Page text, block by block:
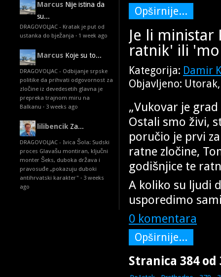
Marcus Nije istina da
su...
DRAGOVOLJAC - Kratak je put od
ustanka do bježanja · 1 week ago
Marcus Koje su to...
DRAGOVOLJAC - Odbijanje srpske
politike da prihvati odgovornost za
zločine iz devedesetih glavna je
prepreka trajnom miru na
Balkanu · 3 weeks ago
lilibencik Za...
DRAGOVOLJAC - Ivica Šola: Sudski
proces Glavašu montiran, ključni
monter Šeks, duboka država i
pravosuđe „pokazuju duboki
antihrvatski karakter" · 3 weeks
ago
Opširnije...
Je li ministar
ratnik' ili
Kategorija: Damir
Objavljeno:
„Vukovar je
Ostali smo živi,
poručio je prvi
ratne zločine,
godišnjice te
A koliko su ljudi
usporedimo
0 komentara
Opširnije...
Stranica 384 od